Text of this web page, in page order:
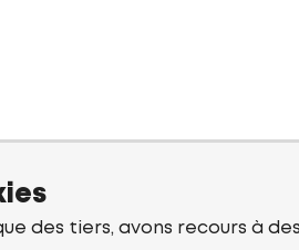
des tiers, avons recours à